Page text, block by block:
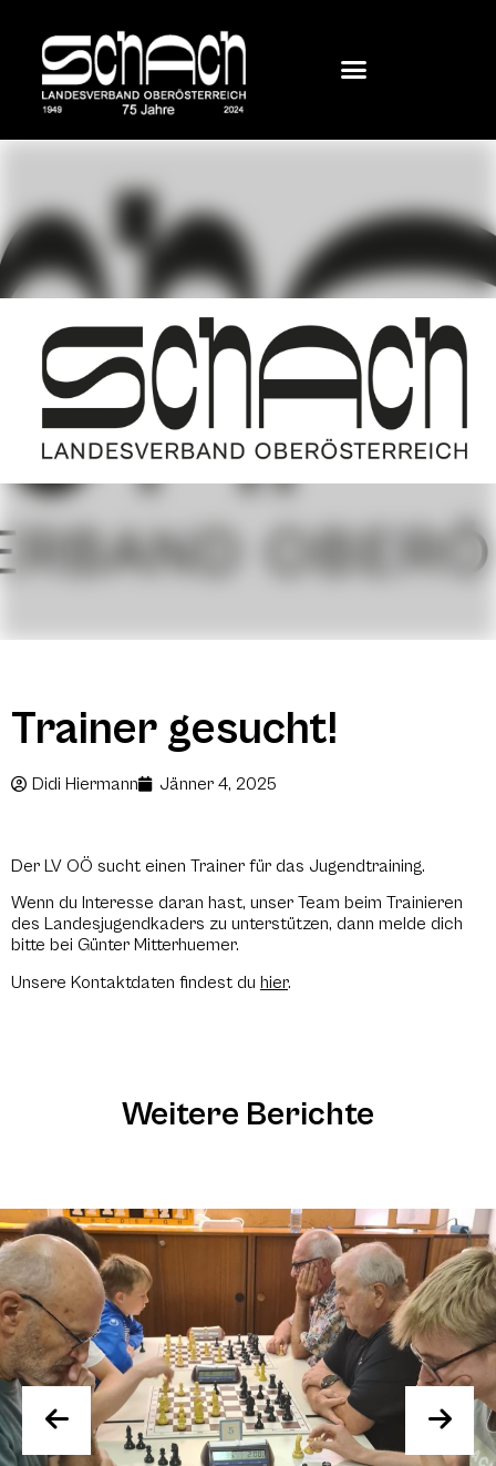
Trainer gesucht!
Didi Hiermann Jänner 4, 2025
Der LV OÖ sucht einen Trainer für das Jugendtraining.
Wenn du Interesse daran hast, unser Team beim Trainieren
des Landesjugendkaders zu unterstützen, dann melde dich
bitte bei Günter Mitterhuemer.
Unsere Kontaktdaten findest du hier.
Weitere Berichte